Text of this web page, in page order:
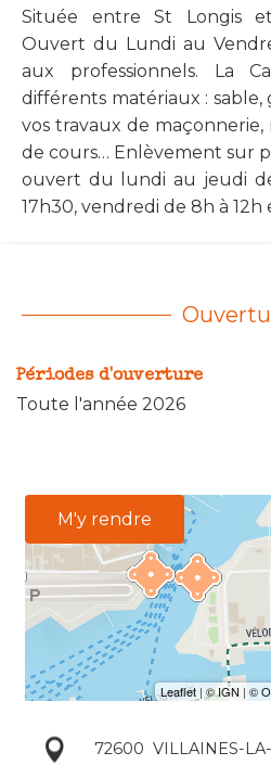
Située entre St Longis
Ouvert du Lundi au
aux professionnels. La
différents matériaux : sable,
vos travaux de
de cours… Enlèvement sur
ouvert du lundi au jeudi
17h30, vendredi de 8h à 12h
Périodes d'ouverture
Toute l'année 2026
M'y rendre
72600 VILLAINES-